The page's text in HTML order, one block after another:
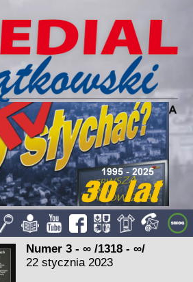
Numer 3 - ∞ /1318 - ∞/
22 stycznia 2023